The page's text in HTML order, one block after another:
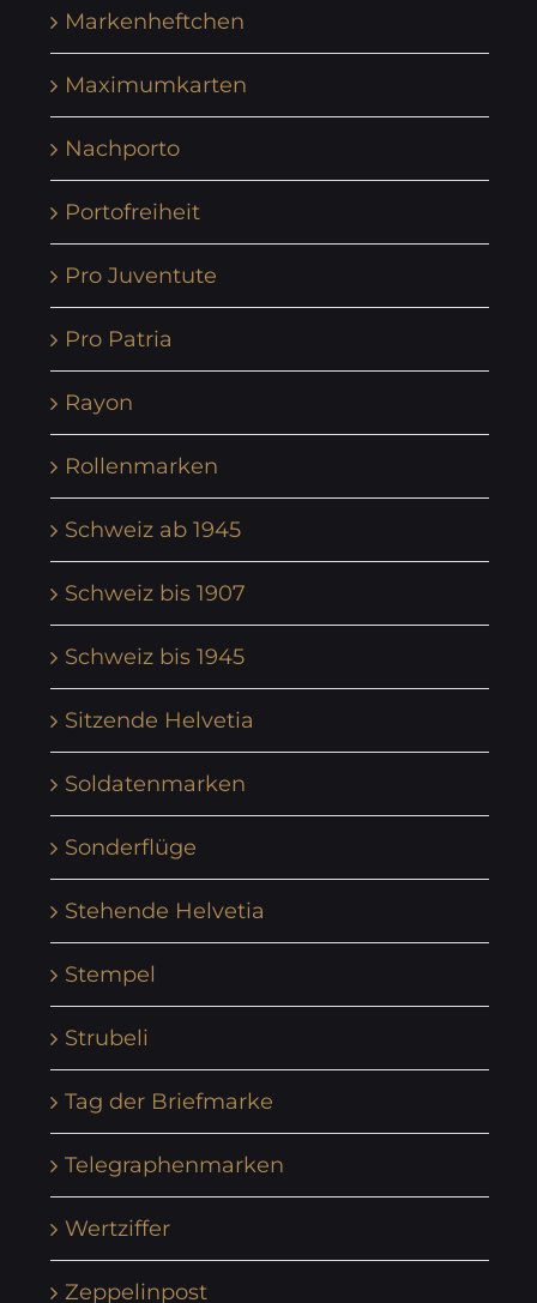
Markenheftchen
Maximumkarten
Nachporto
Portofreiheit
Pro Juventute
Pro Patria
Rayon
Rollenmarken
Schweiz ab 1945
Schweiz bis 1907
Schweiz bis 1945
Sitzende Helvetia
Soldatenmarken
Sonderflüge
Stehende Helvetia
Stempel
Strubeli
Tag der Briefmarke
Telegraphenmarken
Wertziffer
Zeppelinpost